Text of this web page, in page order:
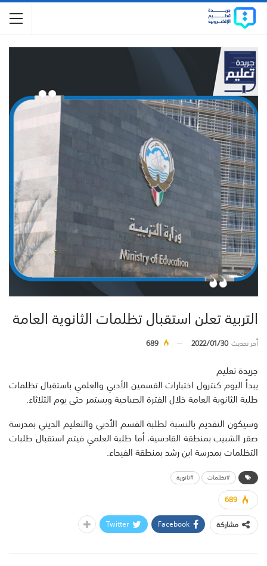
التربية تعلن استقبال تظلمات الثانوية العامة
أخر تحديث2022/01/30
689
جريدة تعليم
يبدأ اليوم كنترول اختبارات القسمين الأدبي والعلمي باستقبال تظلمات
طلبة الثانوية العامة خلال الفترة الصباحية ويستمر حتى يوم الثلاثاء.
وسيكون التقديم بالنسبة لطلبة القسم الأدبي والتعليم الديني بمدرسة
صقر الشبيب بمنطقة القادسية، أما طلبة العلمي فيتم استقبال طلبات
التظلمات بمدرسة ابن رشد بمنطقة الفيحاء.
#تظلمات #ثانوية
689
مشاركة
Facebook
Twitter